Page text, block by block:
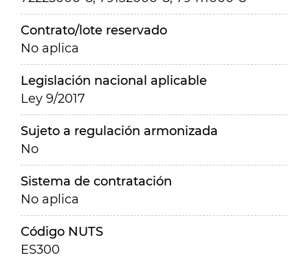
Contrato/lote reservado
No aplica
Legislación nacional aplicable
Ley 9/2017
Sujeto a regulación armonizada
No
Sistema de contratación
No aplica
Código NUTS
ES300